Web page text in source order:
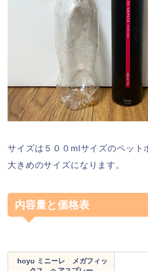
サイズは５００mlサイズのペット
大きめのサイズになります。
内容量と価格表
hoyu ミニーレ メガフィッ